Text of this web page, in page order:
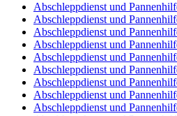
Abschleppdienst und
Abschleppdienst und
Abschleppdienst und
Abschleppdienst und
Abschleppdienst und
Abschleppdienst und
Abschleppdienst und
Abschleppdienst und
Abschleppdienst und